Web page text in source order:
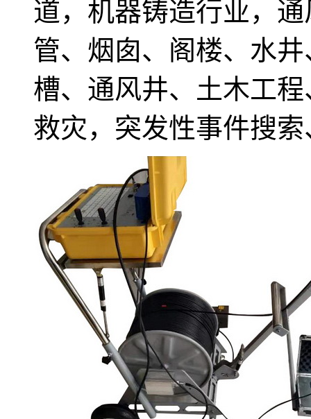
道，机器铸造行业，
管、烟囱、阁楼、水
槽、通风井、土木工
救灾，突发性事件搜